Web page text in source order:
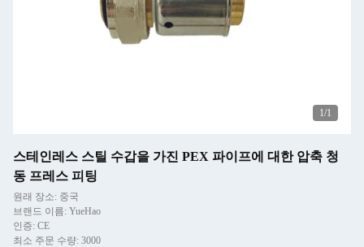
1/1
스테인레스 스틸 수갑을 가진 PEX 파이프에 대한 압축 청
동 프레스 피팅
원래 장소: 중국
브랜드 이름: YueHao
인증: CE
최소 주문 수량: 3000